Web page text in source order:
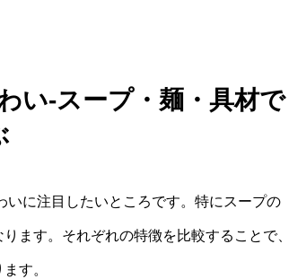
い‐スープ・麺・具材で
いに注目したいところです。特にスープの
ます。それぞれの特徴を比較することで、
す。